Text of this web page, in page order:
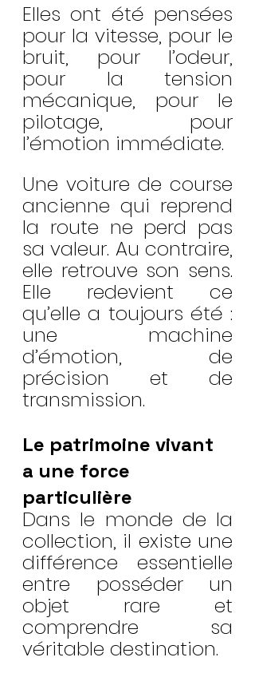
Elles ont été pensées
pour la vitesse, pour le
bruit, pour l’odeur,
pour la tension
mécanique, pour le
pilotage, pour
l’émotion immédiate.
Une voiture de course
ancienne qui reprend
la route ne perd pas
sa valeur. Au contraire,
elle retrouve son sens.
Elle redevient ce
qu’elle a toujours été :
une machine
d’émotion, de
précision et de
transmission.
Le patrimoine vivant
a une force
particulière
Dans le monde de la
collection, il existe une
différence essentielle
entre posséder un
objet rare et
comprendre sa
véritable destination.